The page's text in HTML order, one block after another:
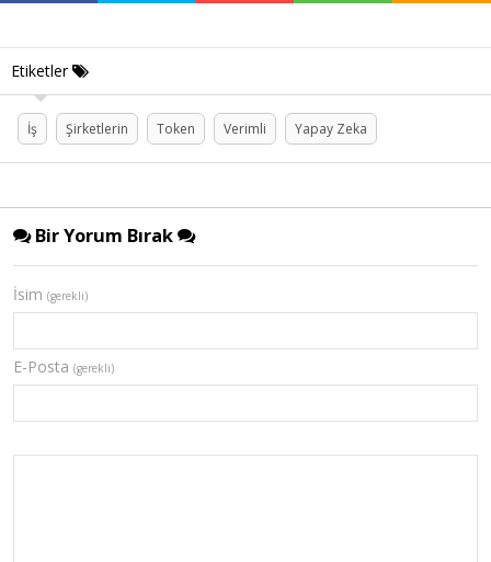
Etiketler
İş Şirketlerin Token Verimli Yapay Zeka
Bir Yorum Bırak
İsim (gerekli)
E-Posta (gerekli)